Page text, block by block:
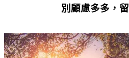
別顧慮多多，